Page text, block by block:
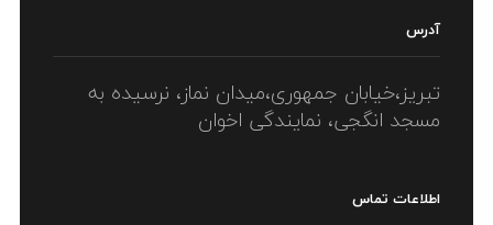
آدرس
تبریز،خیابان جمهوری،میدان نماز، نرسیده به
مسجد انگجی، نمایندگی اخوان
اطلاعات تماس